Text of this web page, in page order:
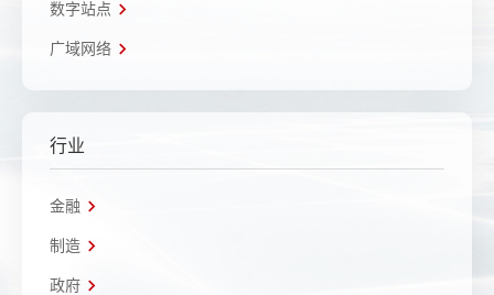
数字站点
广域网络
行业
金融
制造
政府